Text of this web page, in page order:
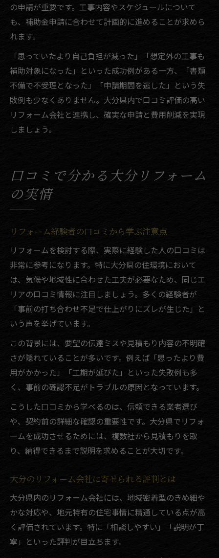
の申請が重要です。工事内容やスケジュールについて
も、補助金申請に合わせて計画的に進めることが求めら
れます。
「思っていたより自己負担が減った」「想定外の工事も
補助対象になった」といった成功例がある一方、「書類
不備で不受理となった」「申請期間を逃した」という失
敗例も少なくありません。大分県内で口コミ評価の高い
リフォーム会社と連携し、確実な申請と費用削減を実現
しましょう。
口コミで分かる大分リフォーム
の実情
リフォーム経験者の口コミから学ぶ注意点
リフォームを検討する際、実際に経験した人の口コミは
非常に参考になります。特に大分県の住環境において
は、気候や地域性に合わせた工夫が必要なため、同じエ
リアの口コミ情報に注目しましょう。多くの経験者が
「事前の打ち合わせ不足で仕上がりにズレが生じた」と
いう声を挙げています。
この背景には、要望の伝達ミスや見積もり内容の不明確
さが隠れていることが多いです。例えば「思ったより費
用がかかった」「工期が延びた」といった失敗例も多
く、事前の確認不足がトラブルの原因となっています。
こうした口コミから学べるのは、信頼できる業者選び
や、契約前の詳細な確認の重要性です。大分県でリフォ
ームを成功させるためには、複数社から見積もりを取
り、納得できるまで説明を求めることが大切です。
大分のリフォーム会社に寄せられる評判とは
大分県内のリフォーム会社には、地域密着型のきめ細や
かな対応や、地元特有の住宅事情に精通している点が高
く評価されています。特に「相談しやすい」「説明が丁
寧」といった評判が目立ちます。